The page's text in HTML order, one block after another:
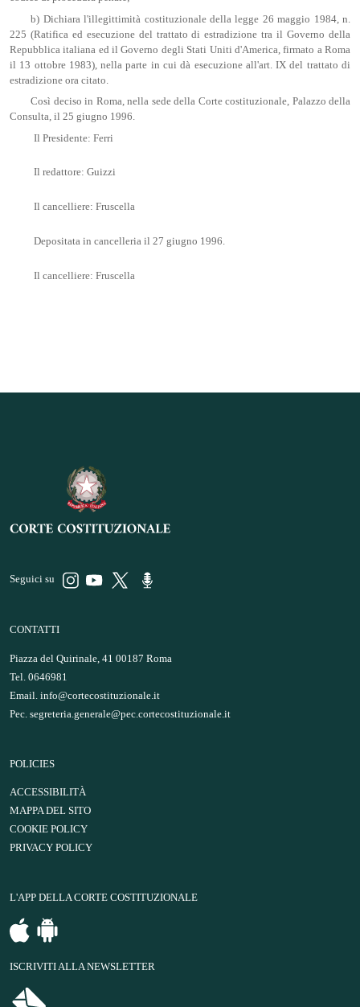
b) Dichiara l'illegittimità costituzionale della legge 26 maggio 1984, n.
225 (Ratifica ed esecuzione del trattato di estradizione tra il Governo della
Repubblica italiana ed il Governo degli Stati Uniti d'America, firmato a Roma
il 13 ottobre 1983), nella parte in cui dà esecuzione all'art. IX del trattato di
estradizione ora citato.
Così deciso in Roma, nella sede della Corte costituzionale, Palazzo della
Consulta, il 25 giugno 1996.
Il Presidente: Ferri
Il redattore: Guizzi
Il cancelliere: Fruscella
Depositata in cancelleria il 27 giugno 1996.
Il cancelliere: Fruscella
Seguici su
CONTATTI
Piazza del Quirinale, 41 00187 Roma
Tel. 0646981
Email. info@cortecostituzionale.it
Pec. segreteria.generale@pec.cortecostituzionale.it
POLICIES
ACCESSIBILITÀ
MAPPA DEL SITO
COOKIE POLICY
PRIVACY POLICY
L'APP DELLA CORTE COSTITUZIONALE
ISCRIVITI ALLA NEWSLETTER